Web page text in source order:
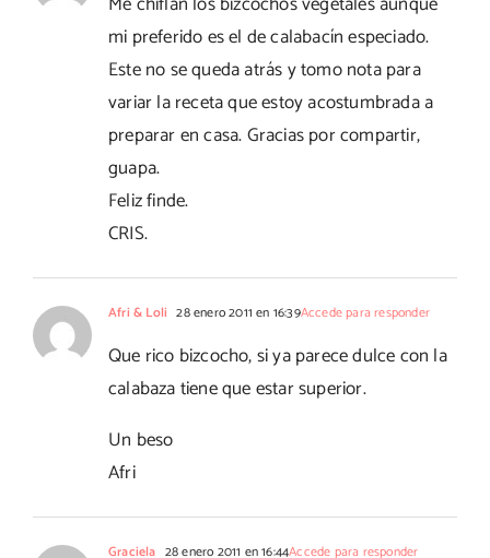
mi preferido es el de calabacín especiado.
Este no se queda atrás y tomo nota para
variar la receta que estoy acostumbrada a
preparar en casa. Gracias por compartir,
guapa.
Feliz finde.
CRIS.
Afri & Loli 28 enero 2011 en 16:39Accede para responder
Que rico bizcocho, si ya parece dulce con la
calabaza tiene que estar superior.
Un beso
Afri
Graciela 28 enero 2011 en 16:44Accede para responder